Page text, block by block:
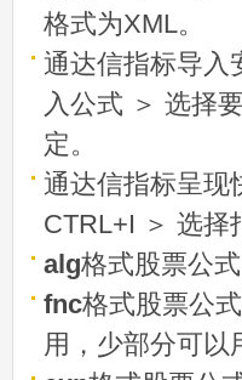
格式为XML。
通达信指标导入
入公式 ＞ 选择
定。
通达信指标呈现
CTRL+I ＞ 选择
alg格式股票公
fnc格式股票公
用，少部分可以